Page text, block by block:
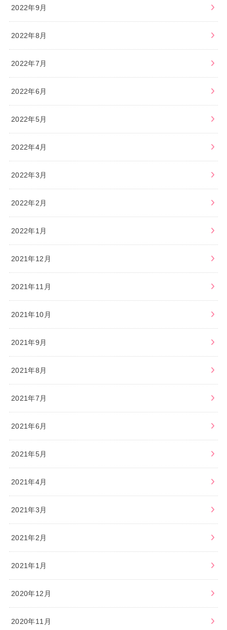
2022年9月
2022年8月
2022年7月
2022年6月
2022年5月
2022年4月
2022年3月
2022年2月
2022年1月
2021年12月
2021年11月
2021年10月
2021年9月
2021年8月
2021年7月
2021年6月
2021年5月
2021年4月
2021年3月
2021年2月
2021年1月
2020年12月
2020年11月